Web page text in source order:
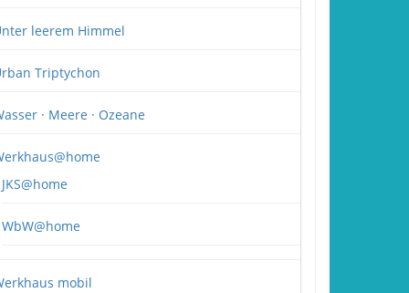
leerem Himmel
Triptychon
· Meere · Ozeane
JKS@home
WbW@home
mobil